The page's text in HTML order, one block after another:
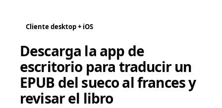
Cliente desktop + iOS
Descarga la app de
escritorio para traducir un
EPUB del sueco al frances y
revisar el libro